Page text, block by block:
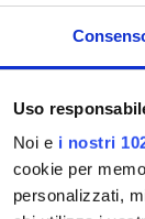
Uso
Noi e i nostri
cookie per
personalizzati,